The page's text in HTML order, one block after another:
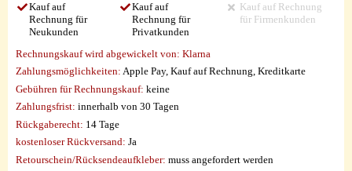
Kauf auf
Rechnung für
Neukunden
Kauf auf
Rechnung für
Privatkunden
Kauf auf Rechnung
für Firmenkunden
Rechnungskauf wird abgewickelt von: Klarna
Zahlungsmöglichkeiten: Apple Pay, Kauf auf Rechnung, Kreditkarte
Gebühren für Rechnungskauf: keine
Zahlungsfrist: innerhalb von 30 Tagen
Rückgaberecht: 14 Tage
kostenloser Rückversand: Ja
Retourschein/Rücksendeaufkleber: muss angefordert werden